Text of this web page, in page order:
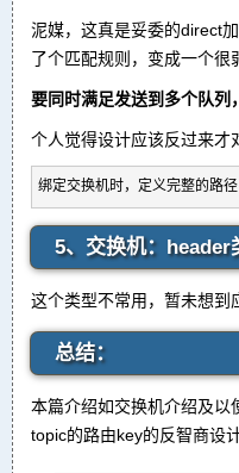
泥媒，这真是妥委的direct
了个匹配规则，变成一个很
要同时满足发送到多个队列
个人觉得设计应该反过来才
绑定交换机时，定义完整的路
5、交换机：header
这个类型不常用，暂未想到
总结：
本篇介绍如交换机介绍及以
topic的路由key的反智商设